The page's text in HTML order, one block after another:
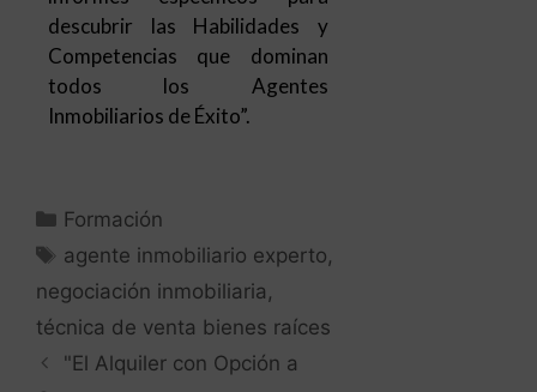
Formación
agente inmobiliario experto
negociación inmobiliaria
Compra.
Una Modalidad a Tener en
Cuenta"
"Las Objeciones en la Venta
de Bienes Raíces.